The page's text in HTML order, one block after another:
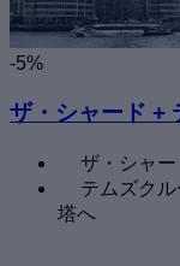
-5%
ザ・シャード +
ザ・シャ
テムズク
塔へ